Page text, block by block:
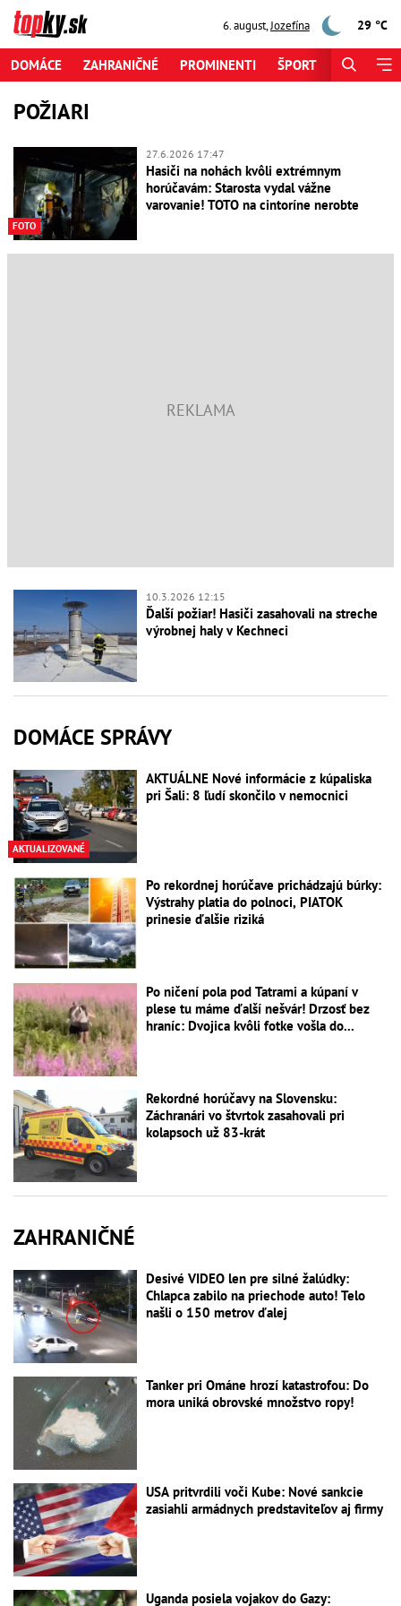
6. august,Jozefína 29 °C
DOMÁCE ZAHRANIČNÉ PROMINENTI ŠPORT
POŽIARI
FOTO
27.6.2026 17:47
Hasiči na nohách kvôli extrémnym
horúčavám: Starosta vydal vážne
varovanie! TOTO na cintoríne nerobte
10.3.2026 12:15
Ďalší požiar! Hasiči zasahovali na streche
výrobnej haly v Kechneci
DOMÁCE SPRÁVY
AKTUALIZOVANÉ
AKTUÁLNE Nové informácie z kúpaliska
pri Šali: 8 ľudí skončilo v nemocnici
Po rekordnej horúčave prichádzajú búrky:
Výstrahy platia do polnoci, PIATOK
prinesie ďalšie riziká
Po ničení pola pod Tatrami a kúpaní v
plese tu máme ďalší nešvár! Drzosť bez
hraníc: Dvojica kvôli fotke vošla do...
Rekordné horúčavy na Slovensku:
Záchranári vo štvrtok zasahovali pri
kolapsoch už 83-krát
ZAHRANIČNÉ
Desivé VIDEO len pre silné žalúdky:
Chlapca zabilo na priechode auto! Telo
našli o 150 metrov ďalej
Tanker pri Ománe hrozí katastrofou: Do
mora uniká obrovské množstvo ropy!
USA pritvrdili voči Kube: Nové sankcie
zasiahli armádnych predstaviteľov aj firmy
Uganda posiela vojakov do Gazy: